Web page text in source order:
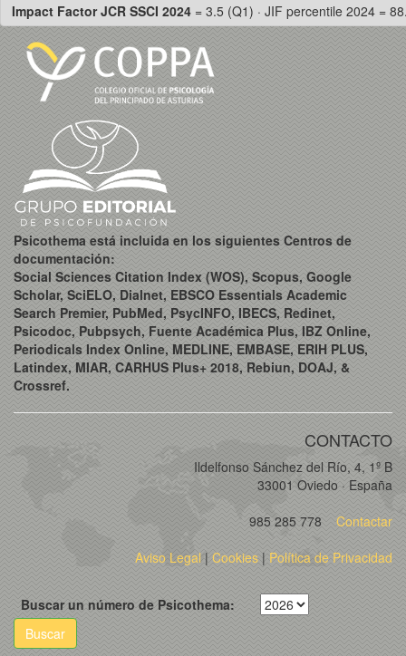
Impact Factor JCR SSCI 2024 = 3.5 (Q1) · JIF percentile 2024 =
Psicothema está incluida en los siguientes Centros de
documentación:
Social Sciences Citation Index (WOS), Scopus, Google
Scholar, SciELO, Dialnet, EBSCO Essentials Academic
Search Premier, PubMed, PsycINFO, IBECS, Redinet,
Psicodoc, Pubpsych, Fuente Académica Plus, IBZ Online,
Periodicals Index Online, MEDLINE, EMBASE, ERIH PLUS,
Latindex, MIAR, CARHUS Plus+ 2018, Rebiun, DOAJ, &
Crossref.
CONTACTO
Ildelfonso Sánchez del Río, 4, 1º B
33001 Oviedo · España
985 285 778
Contactar
Aviso Legal| Cookies | Política de Privacidad
Buscar un número de Psicothema:
Buscar